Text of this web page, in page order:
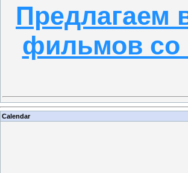
Предлагаем
фильмов со
Calendar